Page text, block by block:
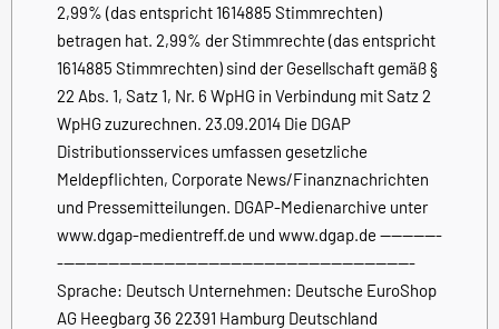
2,99% (das entspricht 1614885 Stimmrechten)
betragen hat. 2,99% der Stimmrechte (das entspricht
1614885 Stimmrechten) sind der Gesellschaft gemäß §
22 Abs. 1, Satz 1, Nr. 6 WpHG in Verbindung mit Satz 2
WpHG zuzurechnen. 23.09.2014 Die DGAP
Distributionsservices umfassen gesetzliche
Meldepflichten, Corporate News/Finanznachrichten
und Pressemitteilungen. DGAP-Medienarchive unter
www.dgap-medientreff.de und www.dgap.de -----------
----------------------------------------------------------------
Sprache: Deutsch Unternehmen: Deutsche EuroShop
AG Heegbarg 36 22391 Hamburg Deutschland